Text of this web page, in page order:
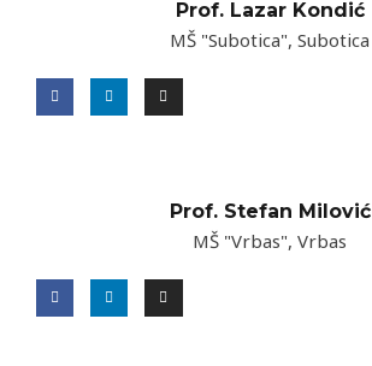
Prof. Lazar Kondić
MŠ "Subotica", Subotica
Prof. Stefan Milović
MŠ "Vrbas", Vrbas